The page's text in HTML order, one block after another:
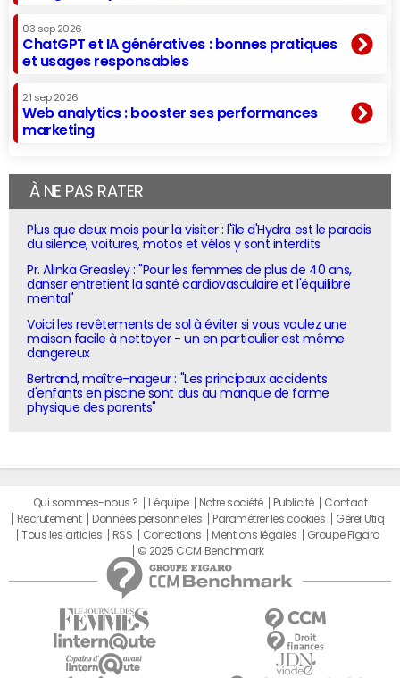
03 sep 2026
ChatGPT et IA génératives : bonnes pratiques
et usages responsables
21 sep 2026
Web analytics : booster ses performances
marketing
À NE PAS RATER
Plus que deux mois pour la visiter : l'île d'Hydra est le paradis
du silence, voitures, motos et vélos y sont interdits
Pr. Alinka Greasley : "Pour les femmes de plus de 40 ans,
danser entretient la santé cardiovasculaire et l'équilibre
mental"
Voici les revêtements de sol à éviter si vous voulez une
maison facile à nettoyer - un en particulier est même
dangereux
Bertrand, maître-nageur : "Les principaux accidents
d'enfants en piscine sont dus au manque de forme
physique des parents"
Qui sommes-nous ? L'équipe Notre société Publicité
Contact
Recrutement
Données personnelles Paramétrer les cookies
Gérer Utiq
Tous les articles
RSS Corrections Mentions légales
Groupe Figaro
© 2025 CCM Benchmark